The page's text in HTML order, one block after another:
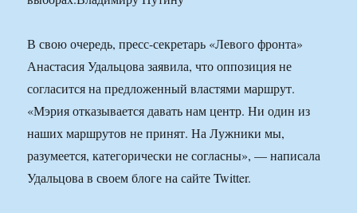
В свою очередь, пресс-секретарь «Левого фронта»
Анастасия Удальцова заявила, что оппозиция не
согласится на предложенный властями маршрут.
«Мэрия отказывается давать нам центр. Ни один из
наших маршрутов не принят. На Лужники мы,
разумеется, категорически не согласны», — написала
Удальцова в своем блоге на сайте Twitter.